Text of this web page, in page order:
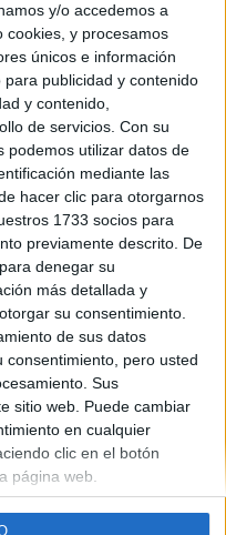
y/o accedemos a
cookies, y procesamos
únicos e información
publicidad y contenido
y contenido,
de servicios. Con su
podemos utilizar datos de
mediante las
hacer clic para otorgarnos
1733 socios para
previamente descrito. De
denegar su
más detallada y
su consentimiento.
de sus datos
pero usted
Sus
sitio web. Puede cambiar
en cualquier
clic en el botón
página web.
2013-junio.pdf
| Anúnciate
generales
- Diego de León 47 - 28006
91 593 2767